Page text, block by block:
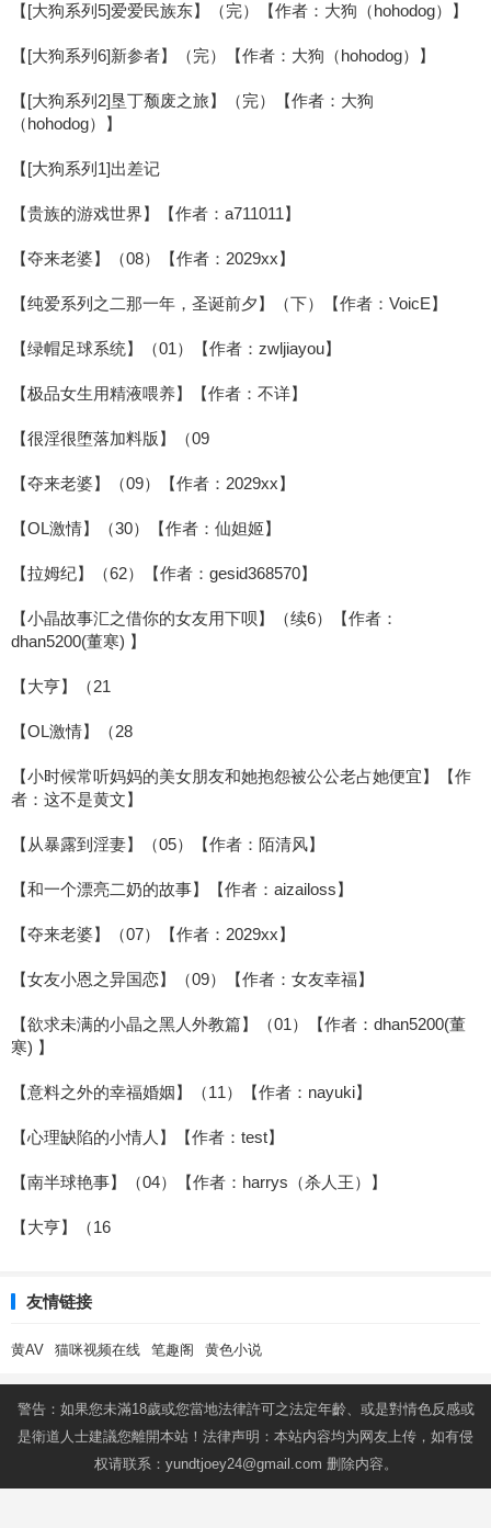
【[大狗系列5]爱爱民族东】（完）【作者：大狗（hohodog）】
【[大狗系列6]新参者】（完）【作者：大狗（hohodog）】
【[大狗系列2]垦丁颓废之旅】（完）【作者：大狗
（hohodog）】
【[大狗系列1]出差记
【贵族的游戏世界】【作者：a711011】
【夺来老婆】（08）【作者：2029xx】
【纯爱系列之二那一年，圣诞前夕】（下）【作者：VoicE】
【绿帽足球系统】（01）【作者：zwljiayou】
【极品女生用精液喂养】【作者：不详】
【很淫很堕落加料版】（09
【夺来老婆】（09）【作者：2029xx】
【OL激情】（30）【作者：仙妲姬】
【拉姆纪】（62）【作者：gesid368570】
【小晶故事汇之借你的女友用下呗】（续6）【作者：
dhan5200(董寒) 】
【大亨】（21
【OL激情】（28
【小时候常听妈妈的美女朋友和她抱怨被公公老占她便宜】【作
者：这不是黄文】
【从暴露到淫妻】（05）【作者：陌清风】
【和一个漂亮二奶的故事】【作者：aizailoss】
【夺来老婆】（07）【作者：2029xx】
【女友小恩之异国恋】（09）【作者：女友幸福】
【欲求未满的小晶之黑人外教篇】（01）【作者：dhan5200(董
寒) 】
【意料之外的幸福婚姻】（11）【作者：nayuki】
【心理缺陷的小情人】【作者：test】
【南半球艳事】（04）【作者：harrys（杀人王）】
【大亨】（16
友情链接
黄AV 猫咪视频在线 笔趣阁 黄色小说
警告：如果您未滿18歲或您當地法律許可之法定年齡、或是對情色反感或
是衛道人士建議您離開本站！法律声明：本站内容均为网友上传，如有侵
权请联系： yundtjoey24@gmail.com 删除内容。